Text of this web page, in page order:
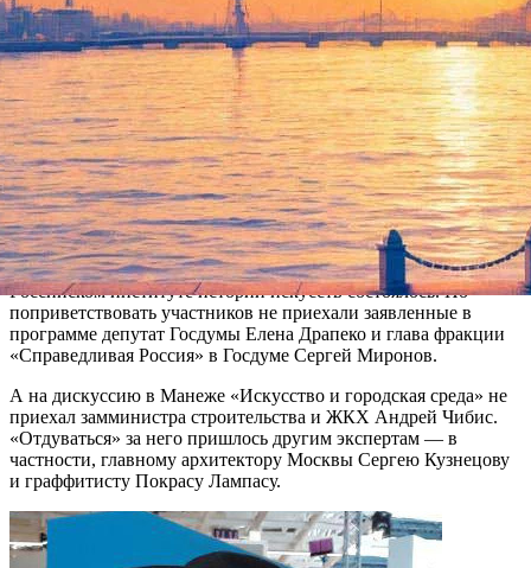
Начало работы Международного культурного форума,
открывшегося 15 ноября в Петербурге, ознаменовалось
отсутствием ряда именитых участников. Например, была
отменена презентация проекта «12 событий. 12 веков», где
должны были поучаствовать режиссёр Никита Михалков,
директор Русского музея Владимир Гусев и другие
знаменитости. Событие, запланированное на 10.30 в Главном
штабе Эрмитажа, отменили без указания причин, передаёт
журналист «Фонтанки».
Больше повезло конференции «Русская цивилизация в
исторической перспективе и ретроспективе». Мероприятие в
Российском институте истории искусств состоялось. Но
поприветствовать участников не приехали заявленные в
программе депутат Госдумы Елена Драпеко и глава фракции
«Справедливая Россия» в Госдуме Сергей Миронов.
А на дискуссию в Манеже «Искусство и городская среда» не
приехал замминистра строительства и ЖКХ Андрей Чибис.
«Отдуваться» за него пришлось другим экспертам — в
частности, главному архитектору Москвы Сергею Кузнецову
и граффитисту Покрасу Лампасу.